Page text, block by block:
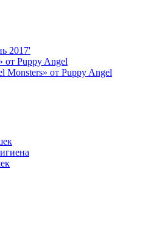
2017'
от Puppy Angel
Monsters» от Puppy Angel